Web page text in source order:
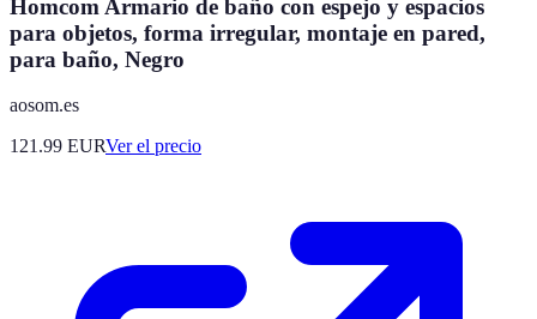
Homcom Armario de baño con espejo y espacios
para objetos, forma irregular, montaje en pared,
para baño, Negro
aosom.es
121.99 EURVer el precio